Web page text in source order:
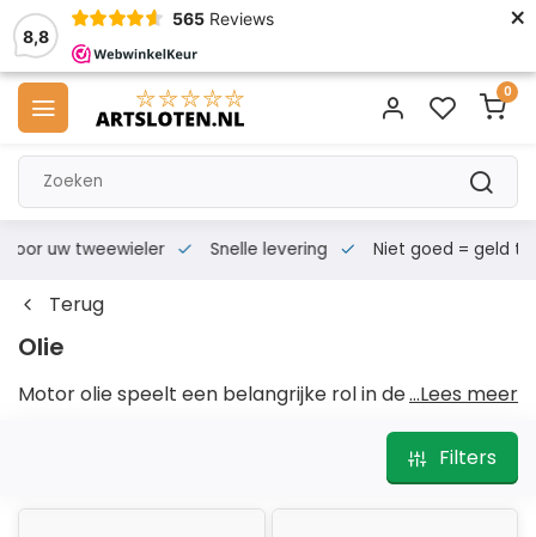
8,8
565 Reviews ×
0
voor uw tweewieler Snelle levering Niet goed = geld
Terug
Olie
Motor oliespeelt een belangrijke rol in de werking
niet alleen voor smering van bewegende
onderdelen, maar helpt ook bij koeling, reiniging en
...Lees meer
Filters